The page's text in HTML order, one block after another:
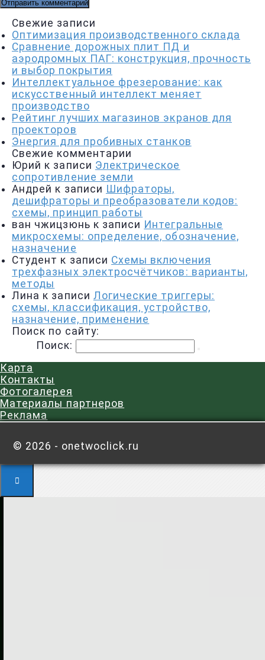
Свежие записи
Оптимизация производственного склада
Сравнение дорожных плит ПД и
аэродромных ПАГ: конструкция, прочность
и выбор покрытия
Интеллектуальное фрезерование: как
искусственный интеллект меняет
производство
Рейтинг лучших магазинов экранов для
проекторов
Энергия для пробивных станков
Свежие комментарии
Юрий к записи Электрическое
сопротивление земли
Андрей к записи Шифраторы,
дешифраторы и преобразователи кодов:
схемы, принцип работы
ван чжицзюнь к записи Интегральные
микросхемы: определение, обозначение,
назначение
Студент к записи Схемы включения
трехфазных электросчётчиков: варианты,
методы
Лина к записи Логические триггеры:
схемы, классификация, устройство,
назначение, применение
Поиск по сайту:
Поиск:
Карта
Контакты
Фотогалерея
Материалы партнеров
Реклама
© 2026 - onetwoclick.ru